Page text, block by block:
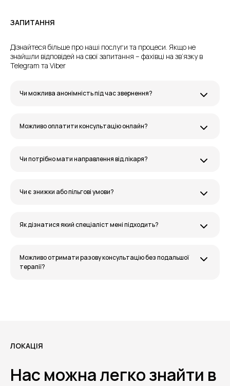
ЗАПИТАННЯ
Дізнайтеся більше про наші послуги та процеси. Якщо не
знайшли відповідей на свої запитання – фахівці на зв’язку в
Telegram та Viber
Чи можлива анонімність під час звернення?
Можливо оплатити консультацію онлайн?
Чи потрібно мати направлення від лікаря?
Чи є знижки або пільгові умови?
Як дізнатися який спеціаліст мені підходить?
Можливо отримати разову консультацію без подальшої
терапії?
ЛОКАЦІЯ
Нас можна легко знайти в